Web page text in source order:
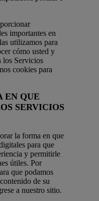
importantes en
utilizamos para
cómo usted y
los Servicios
cookies para
EN QUE
SERVICIOS
la forma en que
para que
y permitirle
útiles. Por
que podamos
de su
a nuestro sitio.